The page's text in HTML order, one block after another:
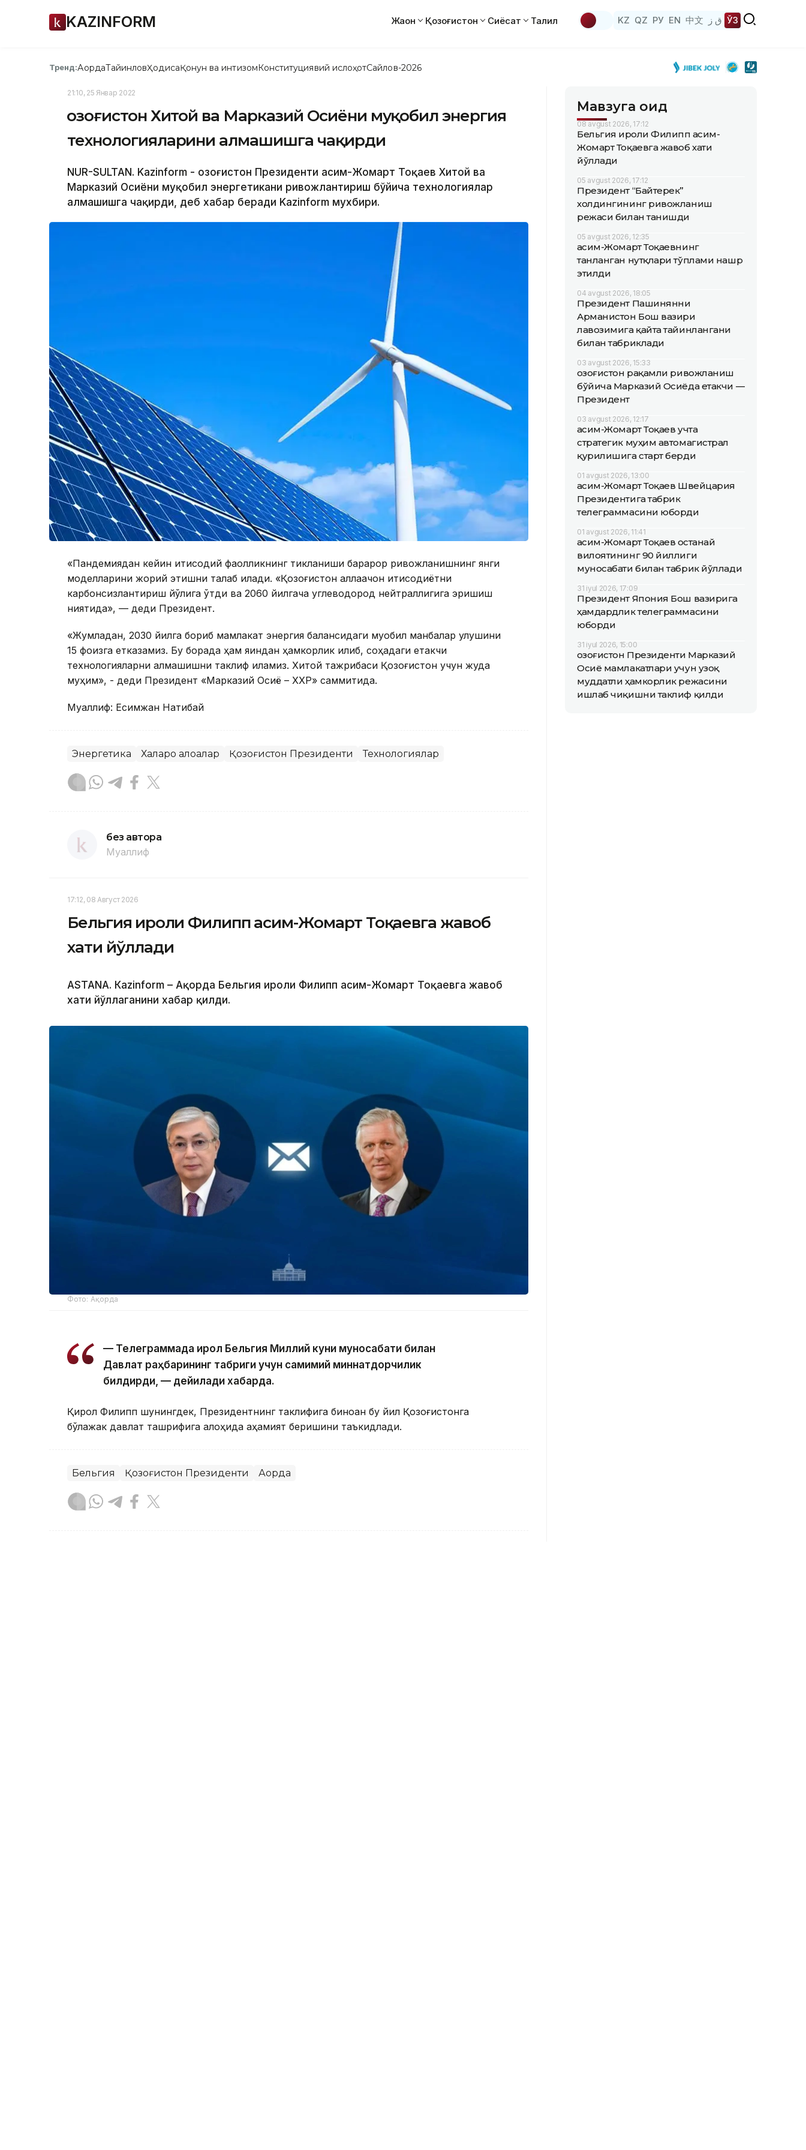
KAZINFORM Жаҳон Қозоғистон Сиёсат Таҳлил KZ QZ РУ EN 中文 ق ز ЎЗ
Тренд:АқордаТайинловҲодисаҚонун ва интизомКонституциявий ислоҳотСайлов-2026
21:10, 25 Январ 2022
Қозоғистон Хитой ва Марказий Осиёни муқобил энергия
технологияларини алмашишга чақирди
NUR-SULTAN. Kazinform - Қозоғистон Президенти Қасим-Жомарт Тоқаев Хитой ва
Марказий Осиёни муқобил энергетикани ривожлантириш бўйича технологиялар
алмашишга чақирди, деб хабар беради Kazinform мухбири.
«Пандемиядан кейин иқтисодий фаолликнинг тикланиши барқарор ривожланишнинг янги
моделларини жорий этишни талаб қилади. «Қозоғистон аллақачон иқтисодиётни
карбонсизлантириш йўлига ўтди ва 2060 йилгача углеводород нейтраллигига эришиш
ниятида», — деди Президент.
«Жумладан, 2030 йилга бориб мамлакат энергия балансидаги муқобил манбалар улушини
15 фоизга етказамиз. Бу борада ҳам яқиндан ҳамкорлик қилиб, соҳадаги етакчи
технологияларни алмашишни таклиф қиламиз. Хитой тажрибаси Қозоғистон учун жуда
муҳим», - деди Президент «Марказий Осиё – ХХР» саммитида.
Муаллиф: Есимжан Нақтибай
Энергетика Халқаро алоқалар Қозоғистон Президенти Технологиялар
без автора
Муаллиф
17:12, 08 Август 2026
Бельгия Қироли Филипп Қасим-Жомарт Тоқаевга жавоб
хати йўллади
ASTANА. Кazinform – Ақорда Бельгия Қироли Филипп Қасим-Жомарт Тоқаевга жавоб
хати йўллаганини хабар қилди.
Фото: Ақорда
— Телеграммада Қирол Бельгия Миллий куни муносабати билан
Давлат раҳбарининг табриги учун самимий миннатдорчилик
билдирди, — дейилади хабарда.
Қирол Филипп шунингдек, Президентнинг таклифига биноан бу йил Қозоғистонга
бўлажак давлат ташрифига алоҳида аҳамият беришини таъкидлади.
Бельгия Қозоғистон Президенти Ақорда
Мавзуга оид
08 avgust 2026, 17:12
Бельгия Қироли Филипп Қасим-
Жомарт Тоқаевга жавоб хати
йўллади
05 avgust 2026, 17:12
Президент “Байтерек”
холдингининг ривожланиш
режаси билан танишди
05 avgust 2026, 12:35
Қасим-Жомарт Тоқаевнинг
танланган нутқлари тўплами нашр
этилди
04 avgust 2026, 18:05
Президент Пашинянни
Арманистон Бош вазири
лавозимига қайта тайинлангани
билан табриклади
03 avgust 2026, 15:33
Қозоғистон рақамли ривожланиш
бўйича Марказий Осиёда етакчи —
Президент
03 avgust 2026, 12:17
Қасим-Жомарт Тоқаев учта
стратегик муҳим автомагистрал
қурилишига старт берди
01 avgust 2026, 13:00
Қасим-Жомарт Тоқаев Швейцария
Президентига табрик
телеграммасини юборди
01 avgust 2026, 11:41
Қасим-Жомарт Тоқаев Қостанай
вилоятининг 90 йиллиги
муносабати билан табрик йўллади
31 iyul 2026, 17:09
Президент Япония Бош вазирига
ҳамдардлик телеграммасини
юборди
31 iyul 2026, 15:00
Қозоғистон Президенти Марказий
Осиё мамлакатлари учун узоқ
муддатли ҳамкорлик режасини
ишлаб чиқишни таклиф қилди